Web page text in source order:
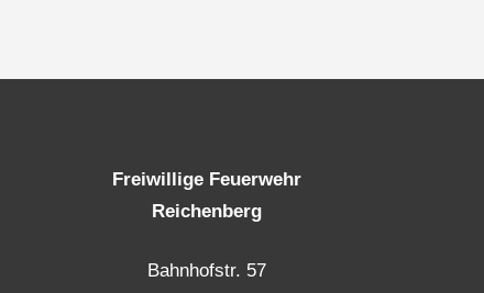
Freiwillige Feuerwehr
Reichenberg
Bahnhofstr. 57